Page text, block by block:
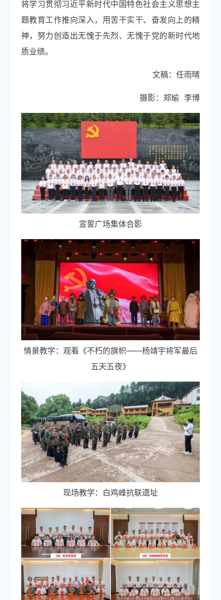
将学习贯彻习近平新时代中国特色社会主义思想主
题教育工作推向深入，用苦干实干、奋发向上的精
神，努力创造出无愧于先烈、无愧于党的新时代地
质业绩。
文稿：任雨晴
摄影：郑瑜 李博
宣誓广场集体合影
情景教学：观看《不朽的旗帜——杨靖宇将军最后
五天五夜》
现场教学：白鸡峰抗联遗址